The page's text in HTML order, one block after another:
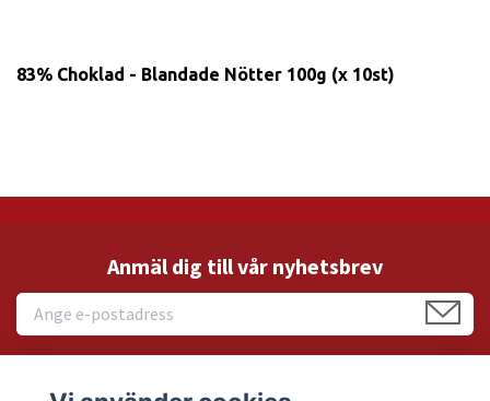
83% Choklad - Blandade Nötter 100g (x 10st)
Anmäl dig till vår nyhetsbrev